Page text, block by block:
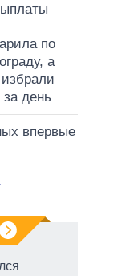
по
а
день
впервые